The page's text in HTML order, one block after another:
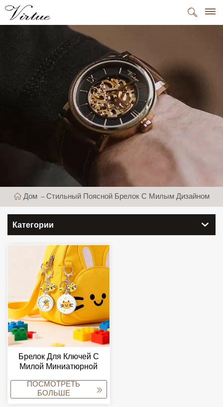
Дом Стильный Поясной Брелок С Милым Дизайном
Категории
Брелок Для Ключей С
Милой Миниатюрной
Измерения Талии,
Продается Напрямую С
ПОСМОТРЕТЬ
БОЛЬШЕ